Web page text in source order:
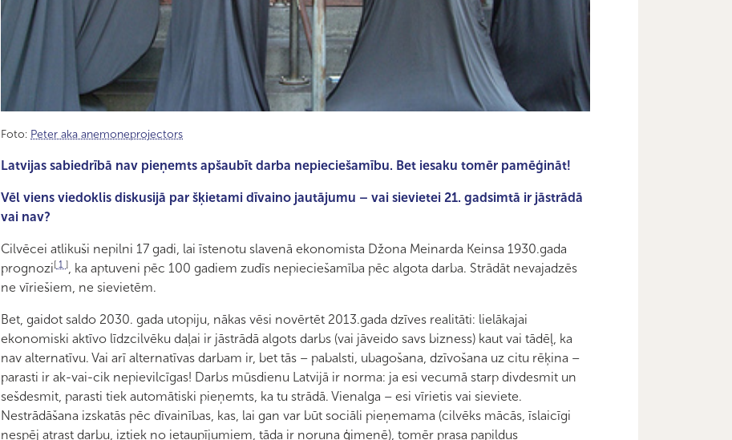
Foto: Peter aka anemoneprojectors
Latvijas sabiedrībā nav pieņemts apšaubīt darba nepieciešamību. Bet iesaku tomēr pamēģināt!
Vēl viens viedoklis diskusijā par šķietami dīvaino jautājumu – vai sievietei 21. gadsimtā ir jāstrādā
vai nav?
Cilvēcei atlikuši nepilni 17 gadi, lai īstenotu slavenā ekonomista Džona Meinarda Keinsa 1930.gada
prognozi[ 1 ], ka aptuveni pēc 100 gadiem zudīs nepieciešamība pēc algota darba. Strādāt nevajadzēs
ne vīriešiem, ne sievietēm.
Bet, gaidot saldo 2030. gada utopiju, nākas vēsi novērtēt 2013.gada dzīves realitāti: lielākajai
ekonomiski aktīvo līdzcilvēku daļai ir jāstrādā algots darbs (vai jāveido savs bizness) kaut vai tādēļ, ka
nav alternatīvu. Vai arī alternatīvas darbam ir, bet tās – pabalsti, ubagošana, dzīvošana uz citu rēķina –
parasti ir ak-vai-cik nepievilcīgas! Darbs mūsdienu Latvijā ir norma: ja esi vecumā starp divdesmit un
sešdesmit, parasti tiek automātiski pieņemts, ka tu strādā. Vienalga – esi vīrietis vai sieviete.
Nestrādāšana izskatās pēc dīvainības, kas, lai gan var būt sociāli pieņemama (cilvēks mācās, īslaicīgi
nespēj atrast darbu, iztiek no ietaupījumiem, tāda ir noruna ģimenē), tomēr prasa papildus